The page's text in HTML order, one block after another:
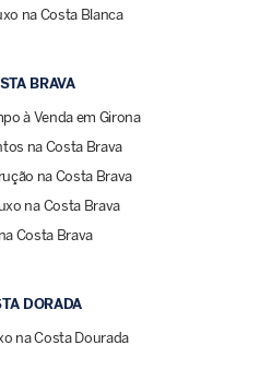
na Costa Blanca
BRAVA
à Venda em Girona
na Costa Brava
na Costa Brava
na Costa Brava
Costa Brava
DORADA
na Costa Dourada